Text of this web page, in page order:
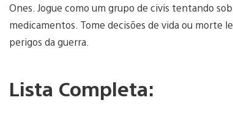
Ones. Jogue como um grupo de civis tentando
medicamentos. Tome decisões de vida ou morte
perigos da guerra.
Lista Completa: